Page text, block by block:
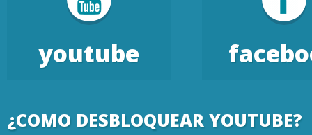
youtube
¿COMO DESBLOQUEAR YOUTUBE?